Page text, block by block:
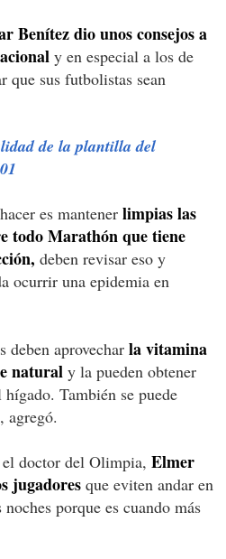
Benítez dio unos consejos a
y en especial a los de
que sus futbolistas sean
de la plantilla del
es mantener limpias las
todo Marathón que tiene
deben revisar eso y
ocurrir una epidemia en
deben aprovechar la vitamina
natural y la pueden obtener
También se puede
agregó.
doctor del Olimpia, Elmer
jugadores que eviten andar en
porque es cuando más